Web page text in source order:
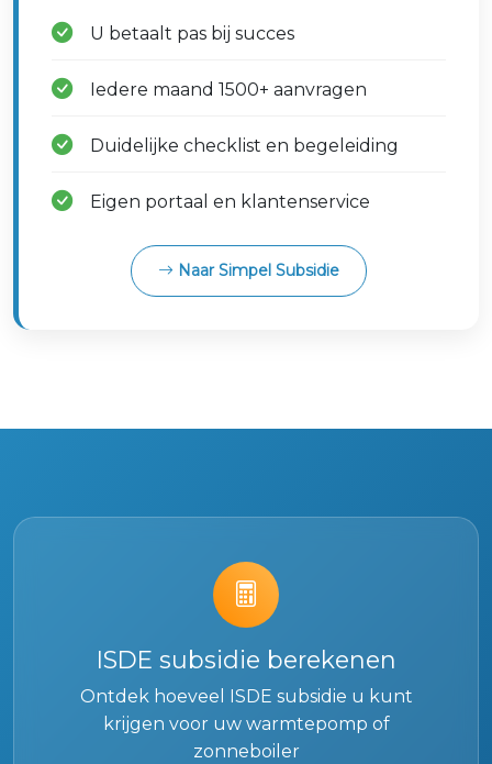
U betaalt pas bij succes
Iedere maand 1500+ aanvragen
Duidelijke checklist en begeleiding
Eigen portaal en klantenservice
Naar Simpel Subsidie
ISDE subsidie berekenen
Ontdek hoeveel ISDE subsidie u kunt
krijgen voor uw warmtepomp of
zonneboiler